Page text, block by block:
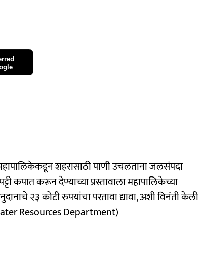
शहरासाठी पाणी उचलताना जलसंपदा
कपात करून देण्याच्या प्रस्तावाला महापालिकेच्या
२३ कोटी रुपयांचा परतावा द्यावा, अशी विनंती केली
Resources Department)